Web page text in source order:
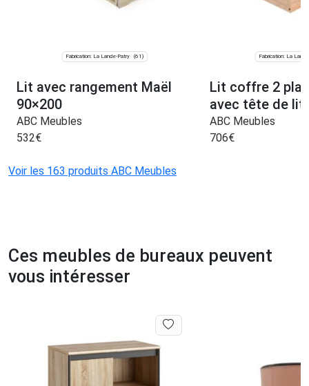
Fabrication: La Lande-Patry (61)
Lit avec rangement Maël
90×200
ABC Meubles
532€
Fabrication: La
Lit coffre 2
avec tête de lit
ABC Meubles
706€
Voir les 163 produits ABC Meubles
Ces meubles de bureaux peuvent
vous intéresser